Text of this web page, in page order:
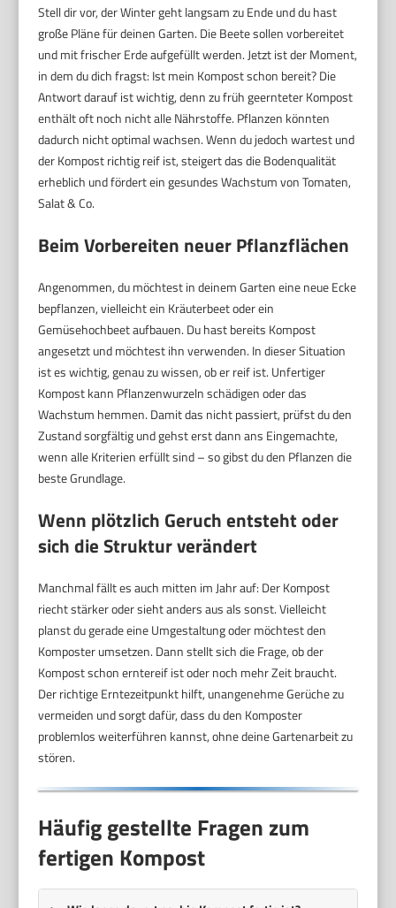
Stell dir vor, der Winter geht langsam zu Ende und du hast
große Pläne für deinen Garten. Die Beete sollen vorbereitet
und mit frischer Erde aufgefüllt werden. Jetzt ist der Moment,
in dem du dich fragst: Ist mein Kompost schon bereit? Die
Antwort darauf ist wichtig, denn zu früh geernteter Kompost
enthält oft noch nicht alle Nährstoffe. Pflanzen könnten
dadurch nicht optimal wachsen. Wenn du jedoch wartest und
der Kompost richtig reif ist, steigert das die Bodenqualität
erheblich und fördert ein gesundes Wachstum von Tomaten,
Salat & Co.
Beim Vorbereiten neuer Pflanzflächen
Angenommen, du möchtest in deinem Garten eine neue Ecke
bepflanzen, vielleicht ein Kräuterbeet oder ein
Gemüsehochbeet aufbauen. Du hast bereits Kompost
angesetzt und möchtest ihn verwenden. In dieser Situation
ist es wichtig, genau zu wissen, ob er reif ist. Unfertiger
Kompost kann Pflanzenwurzeln schädigen oder das
Wachstum hemmen. Damit das nicht passiert, prüfst du den
Zustand sorgfältig und gehst erst dann ans Eingemachte,
wenn alle Kriterien erfüllt sind – so gibst du den Pflanzen die
beste Grundlage.
Wenn plötzlich Geruch entsteht oder
sich die Struktur verändert
Manchmal fällt es auch mitten im Jahr auf: Der Kompost
riecht stärker oder sieht anders aus als sonst. Vielleicht
planst du gerade eine Umgestaltung oder möchtest den
Komposter umsetzen. Dann stellt sich die Frage, ob der
Kompost schon erntereif ist oder noch mehr Zeit braucht.
Der richtige Erntezeitpunkt hilft, unangenehme Gerüche zu
vermeiden und sorgt dafür, dass du den Komposter
problemlos weiterführen kannst, ohne deine Gartenarbeit zu
stören.
Häufig gestellte Fragen zum
fertigen Kompost